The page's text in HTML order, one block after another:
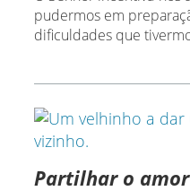
pudermos em
dificuldades que
Partilhar o